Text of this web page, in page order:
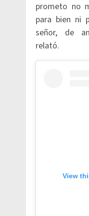
prometo no
para bien ni
señor, de
relató.
View